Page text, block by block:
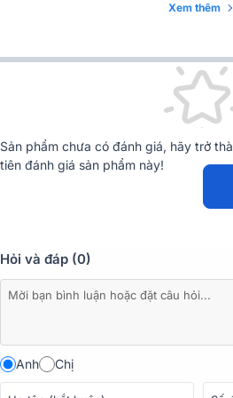
Bosch Plena Voice Controller
Bosch Plena Voice Controller tích hợp
Xem thêm
Sản phẩm chưa có đánh giá, hãy trở
tiên đánh giá sản phẩm này!
Hỏi và đáp (0)
Anh Chị